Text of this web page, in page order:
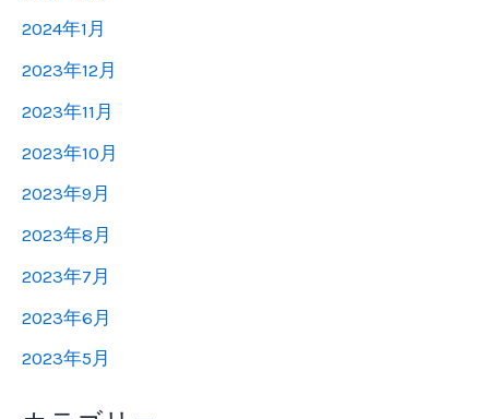
2024年1月
2023年12月
2023年11月
2023年10月
2023年9月
2023年8月
2023年7月
2023年6月
2023年5月